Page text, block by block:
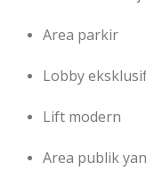
Area parkir
Lobby
Lift modern
Area publik